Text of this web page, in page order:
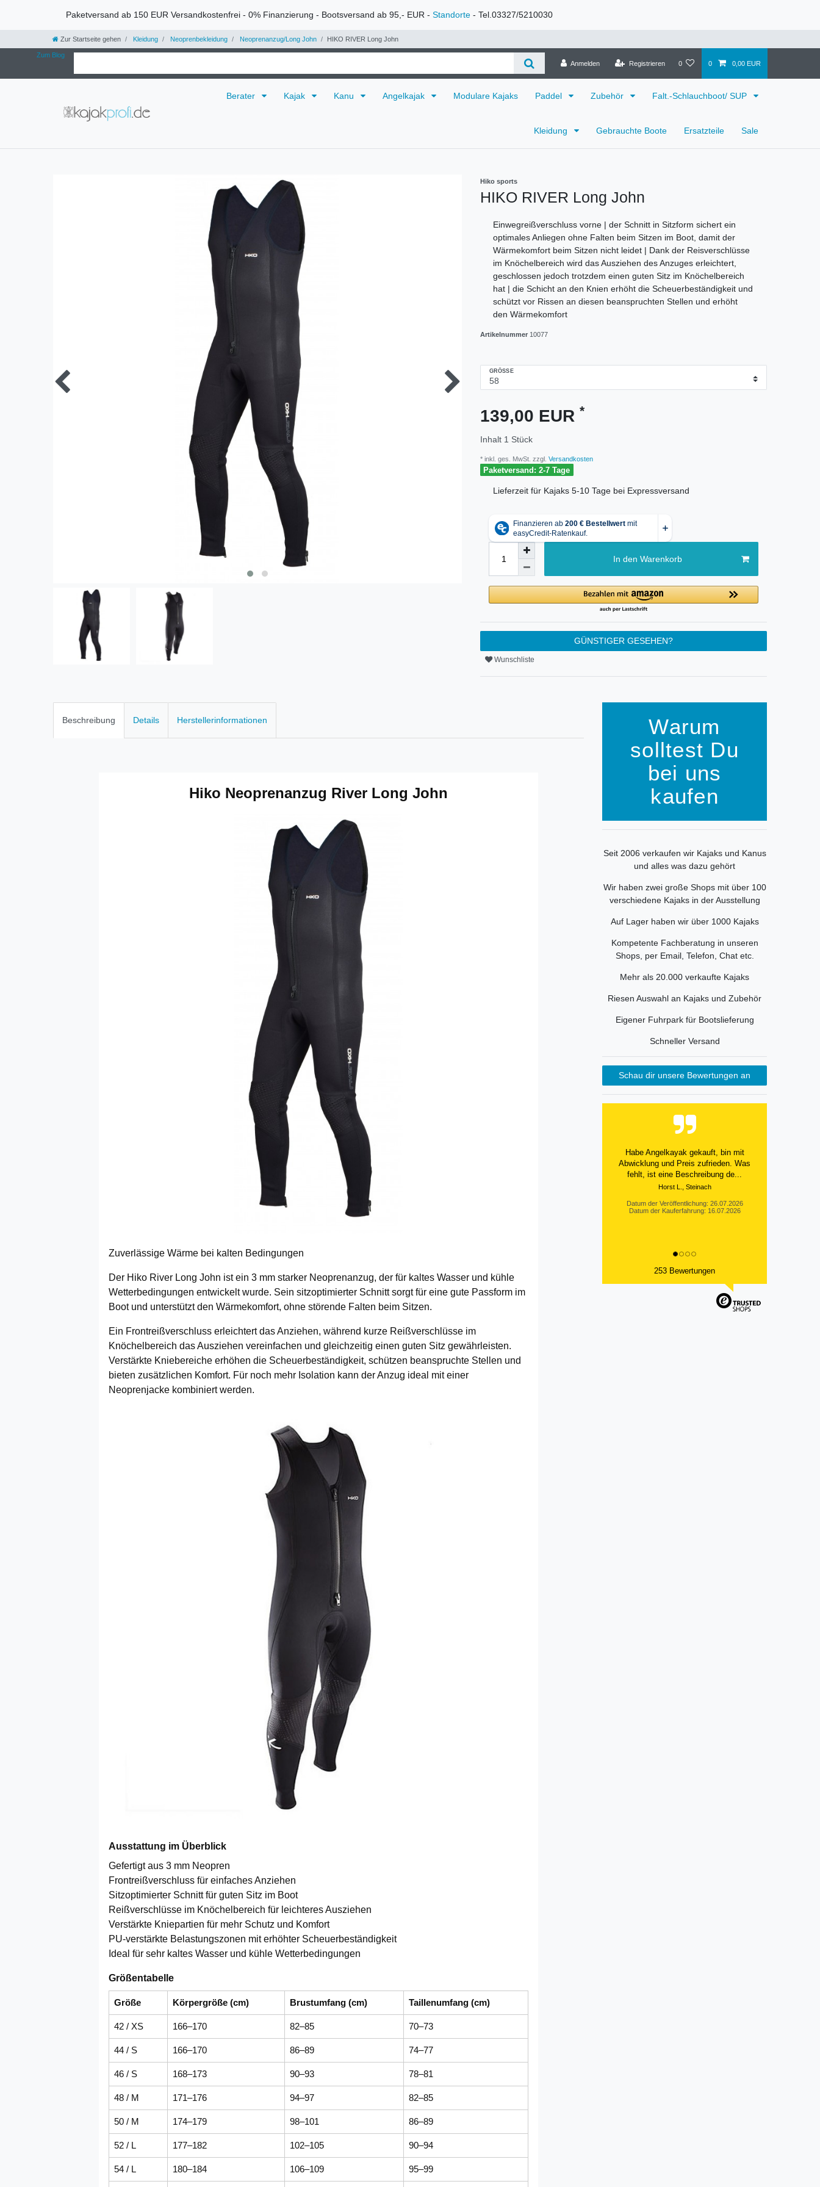
Paketversand ab 150 EUR Versandkostenfrei - 0% Finanzierung - Bootsversand ab 95,- EUR - Standorte - Tel.03327/5210030
Zur Startseite gehen Kleidung Neoprenbekleidung Neoprenanzug/Long John HIKO RIVER Long John
Zum Blog
Anmelden
Registrieren 0 0 0,00 EUR
Berater Kajak Kanu Angelkajak Modulare Kajaks Paddel Zubehör Falt.-Schlauchboot/ SUP
Kleidung Gebrauchte Boote Ersatzteile Sale
Hiko sports
HIKO RIVER Long John
Einwegreißverschluss vorne | der Schnitt in Sitzform sichert ein
optimales Anliegen ohne Falten beim Sitzen im Boot, damit der
Wärmekomfort beim Sitzen nicht leidet | Dank der Reisverschlüsse
im Knöchelbereich wird das Ausziehen des Anzuges erleichtert,
geschlossen jedoch trotzdem einen guten Sitz im Knöchelbereich
hat | die Schicht an den Knien erhöht die Scheuerbeständigkeit und
schützt vor Rissen an diesen beanspruchten Stellen und erhöht
den Wärmekomfort
Artikelnummer 10077
GRÖSSE
139,00 EUR *
Inhalt 1 Stück
* inkl. ges. MwSt. zzgl. Versandkosten
Paketversand: 2-7 Tage
Lieferzeit für Kajaks 5-10 Tage bei Expressversand
In den Warenkorb
GÜNSTIGER GESEHEN?
Wunschliste
Beschreibung Details Herstellerinformationen
Hiko Neoprenanzug River Long John
Zuverlässige Wärme bei kalten Bedingungen
Der Hiko River Long John ist ein 3 mm starker Neoprenanzug, der für kaltes Wasser und kühle
Wetterbedingungen entwickelt wurde. Sein sitzoptimierter Schnitt sorgt für eine gute Passform im
Boot und unterstützt den Wärmekomfort, ohne störende Falten beim Sitzen.
Ein Frontreißverschluss erleichtert das Anziehen, während kurze Reißverschlüsse im
Knöchelbereich das Ausziehen vereinfachen und gleichzeitig einen guten Sitz gewährleisten.
Verstärkte Kniebereiche erhöhen die Scheuerbeständigkeit, schützen beanspruchte Stellen und
bieten zusätzlichen Komfort. Für noch mehr Isolation kann der Anzug ideal mit einer
Neoprenjacke kombiniert werden.
Ausstattung im Überblick
Gefertigt aus 3 mm Neopren
Frontreißverschluss für einfaches Anziehen
Sitzoptimierter Schnitt für guten Sitz im Boot
Reißverschlüsse im Knöchelbereich für leichteres Ausziehen
Verstärkte Kniepartien für mehr Schutz und Komfort
PU-verstärkte Belastungszonen mit erhöhter Scheuerbeständigkeit
Ideal für sehr kaltes Wasser und kühle Wetterbedingungen
Größentabelle
Größe Körpergröße (cm) Brustumfang (cm) Taillenumfang (cm)
42 / XS 166–170 82–85 70–73
44 / S 166–170 86–89 74–77
46 / S 168–173 90–93 78–81
48 / M 171–176 94–97 82–85
50 / M 174–179 98–101 86–89
52 / L 177–182 102–105 90–94
54 / L 180–184 106–109 95–99
Warum
solltest Du
bei uns
kaufen
Seit 2006 verkaufen wir Kajaks und Kanus
und alles was dazu gehört
Wir haben zwei große Shops mit über 100
verschiedene Kajaks in der Ausstellung
Auf Lager haben wir über 1000 Kajaks
Kompetente Fachberatung in unseren
Shops, per Email, Telefon, Chat etc.
Mehr als 20.000 verkaufte Kajaks
Riesen Auswahl an Kajaks und Zubehör
Eigener Fuhrpark für Bootslieferung
Schneller Versand
Schau dir unsere Bewertungen an
Alles bestens
Datum der Veröffentlichung: 25.07.2026
Datum der Kauferfahrung: 18.07.2026
253 Bewertungen